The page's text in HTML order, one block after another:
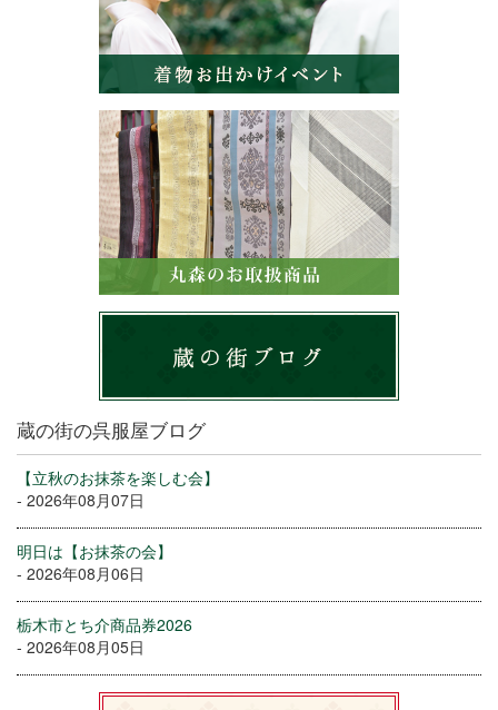
蔵の街の呉服屋ブログ
【立秋のお抹茶を楽しむ会】
- 2026年08月07日
明日は【お抹茶の会】
- 2026年08月06日
栃木市とち介商品券2026
- 2026年08月05日